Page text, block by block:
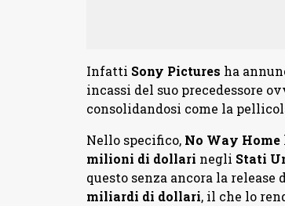
Infatti Sony Pictures ha
incassi del suo precedessore
consolidandosi come la
Nello specifico, No Way Home
milioni di dollari negli Stati
questo senza ancora la release
miliardi di dollari, il che lo